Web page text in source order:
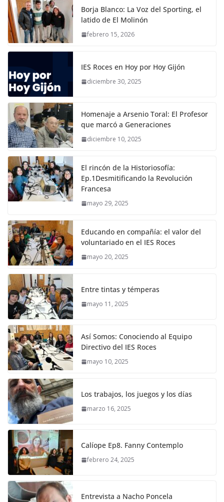
Borja Blanco: La Voz del Sporting, el
latido de El Molinón
febrero 15, 2026
IES Roces en Hoy por Hoy Gijón
diciembre 30, 2025
Homenaje a Arsenio Toral: El Profesor
que marcó a Generaciones
diciembre 10, 2025
El rincón de la Historiosofía:
Ep.1Desmitificando la Revolución
Francesa
mayo 29, 2025
Educando en compañía: el valor del
voluntariado en el IES Roces
mayo 20, 2025
Entre tintas y témperas
mayo 11, 2025
Así Somos: Conociendo al Equipo
Directivo del IES Roces
mayo 10, 2025
Los trabajos, los juegos y los días
marzo 16, 2025
Calíope Ep8. Fanny Contemplo
febrero 24, 2025
Entrevista a Nacho Poncela